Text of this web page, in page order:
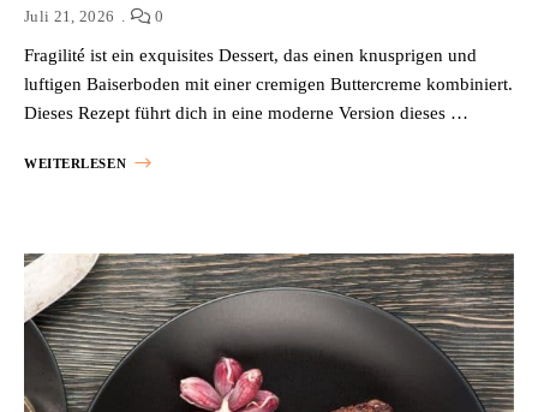
Juli 21, 2026 0
Fragilité ist ein exquisites Dessert, das einen knusprigen und
luftigen Baiserboden mit einer cremigen Buttercreme kombiniert.
Dieses Rezept führt dich in eine moderne Version dieses …
WEITERLESEN